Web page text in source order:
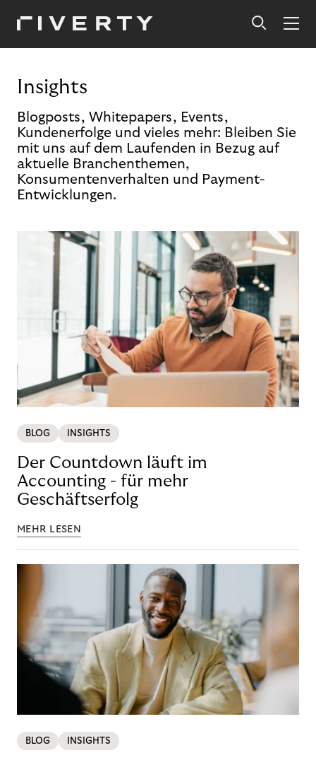
Insights
Blogposts, Whitepapers, Events,
Kundenerfolge und vieles mehr: Bleiben Sie
mit uns auf dem Laufenden in Bezug auf
aktuelle Branchenthemen,
Konsumentenverhalten und Payment-
Entwicklungen.
BLOG INSIGHTS
Der Countdown läuft im
Accounting - für mehr
Geschäftserfolg
MEHR LESEN
BLOG INSIGHTS